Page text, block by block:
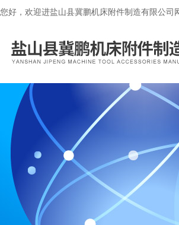
您好，欢迎进盐山县冀鹏机床附件制造有限公司